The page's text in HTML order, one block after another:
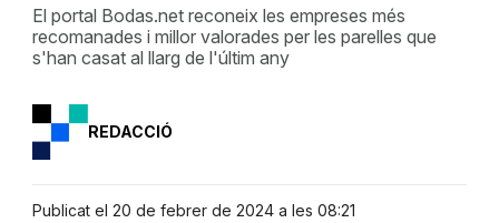
El portal Bodas.net reconeix les empreses més
recomanades i millor valorades per les parelles que
s'han casat al llarg de l'últim any
REDACCIÓ
Publicat el 20 de febrer de 2024 a les 08:21